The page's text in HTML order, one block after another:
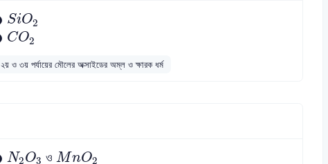
SiO2
SiO2
CO2
CO2
২য় ও ৩য় পর্যায়ের মৌলের অক্সাইডের অম্ল ও ক্ষারক ধর্ম
N2O3
N2O 3ওMnO2
MnO2